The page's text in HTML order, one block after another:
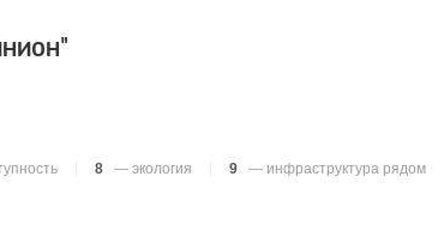
8 — экология 9 — инфраструктура рядом